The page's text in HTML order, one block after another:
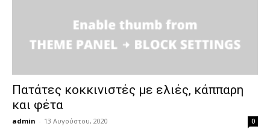
Πατάτες κοκκινιστές με ελιές, κάππαρη
και φέτα
admin - 13 Αυγούστου, 2020 0